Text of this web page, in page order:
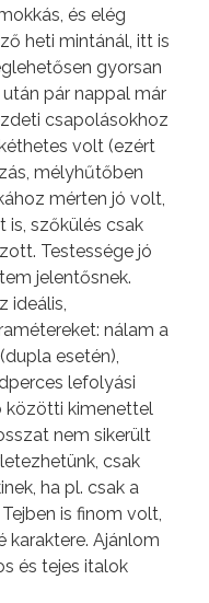
és elég
heti mintánál, itt is
gyorsan
pár nappal már
csapolásokhoz
volt (ezért
mélyhűtőben
mérten jó volt,
szőkülés csak
Testessége jó
jelentősnek.
ideális,
nálam a
esetén),
lefolyási
közötti kimenettel
nem sikerült
csak
ha pl. csak a
is finom volt,
karaktere. Ajánlom
és tejes italok